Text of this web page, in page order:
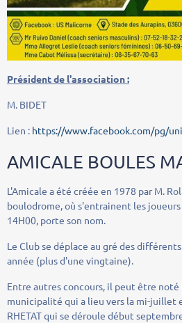
Président de l'association :
M. BIDET
Lien : https://www.facebook.com/pg/
AMICALE BOULES
L'Amicale a été créée en 1978 par M.
boulodrome, où s'entrainent les
14H00, porte son nom.
Le Club se déplace au gré des
année (plus d'une vingtaine).
Entre autres concours, il peut être noté
municipalité qui a lieu vers la mi-juillet
RHETAT qui se déroule début